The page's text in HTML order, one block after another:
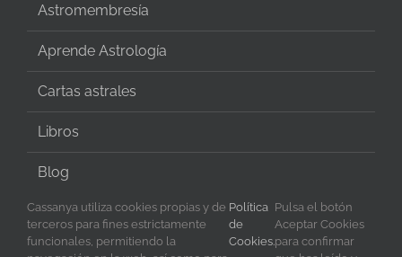
Astromembresía
Aprende Astrología
Cartas astrales
Libros
Blog
SÍGUENOS EN REDES
Cassanya utiliza cookies propias y de
terceros para fines estrictamente
funcionales, permitiendo la
Política
de
Cookies.
Pulsa el botón
Aceptar Cookies
para confirmar